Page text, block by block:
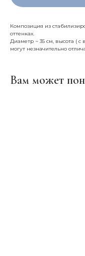
Композиция из
оттенках.
Диаметр ~ 35 см, высота (
могут незначительно
Вам может